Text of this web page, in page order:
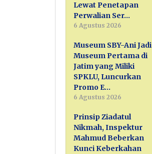
Lewat Penetapan
Perwalian Ser…
6 Agustus 2026
Museum SBY-Ani Jadi
Museum Pertama di
Jatim yang Miliki
SPKLU, Luncurkan
Promo E…
6 Agustus 2026
Prinsip Ziadatul
Nikmah, Inspektur
Mahmud Beberkan
Kunci Keberkahan